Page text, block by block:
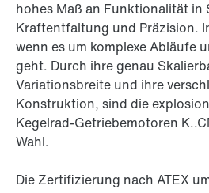
hohes Maß an Funktionalität in
Kraftentfaltung und Präzision.
wenn es um komplexe Abläufe
geht. Durch ihre genau
Variationsbreite und ihre
Konstruktion, sind die
Kegelrad-Getriebemotoren
Wahl.
Die Zertifizierung nach ATEX